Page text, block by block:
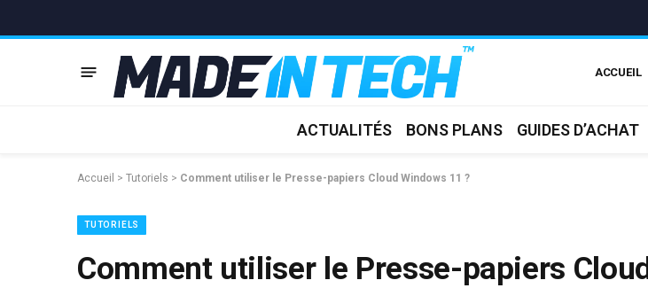
ACCUEIL
ACTUALITÉS BONS PLANS GUIDES D’ACHAT
Accueil > Tutoriels > Comment utiliser le Presse-papiers Cloud Windows 11 ?
TUTORIELS
Comment utiliser le Presse-papiers Cloud